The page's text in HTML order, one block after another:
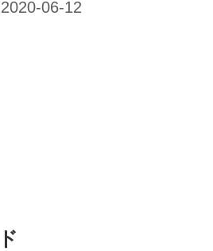
や季節...